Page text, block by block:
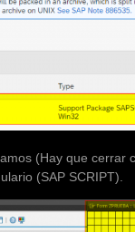
(Hay que cerrar
(SAP SCRIPT).